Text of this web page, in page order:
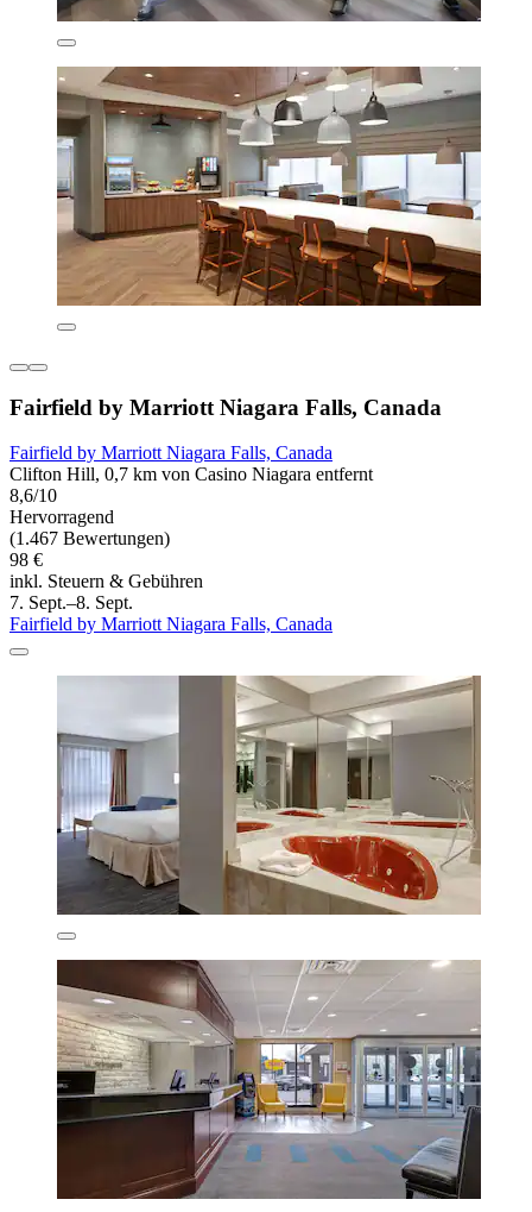
Fairfield by Marriott Niagara Falls, Canada
Fairfield by Marriott Niagara Falls, Canada
Clifton Hill, 0,7 km von Casino Niagara entfernt
8,6/10
Hervorragend
(1.467 Bewertungen)
98 €
inkl. Steuern & Gebühren
7. Sept.–8. Sept.
Fairfield by Marriott Niagara Falls, Canada